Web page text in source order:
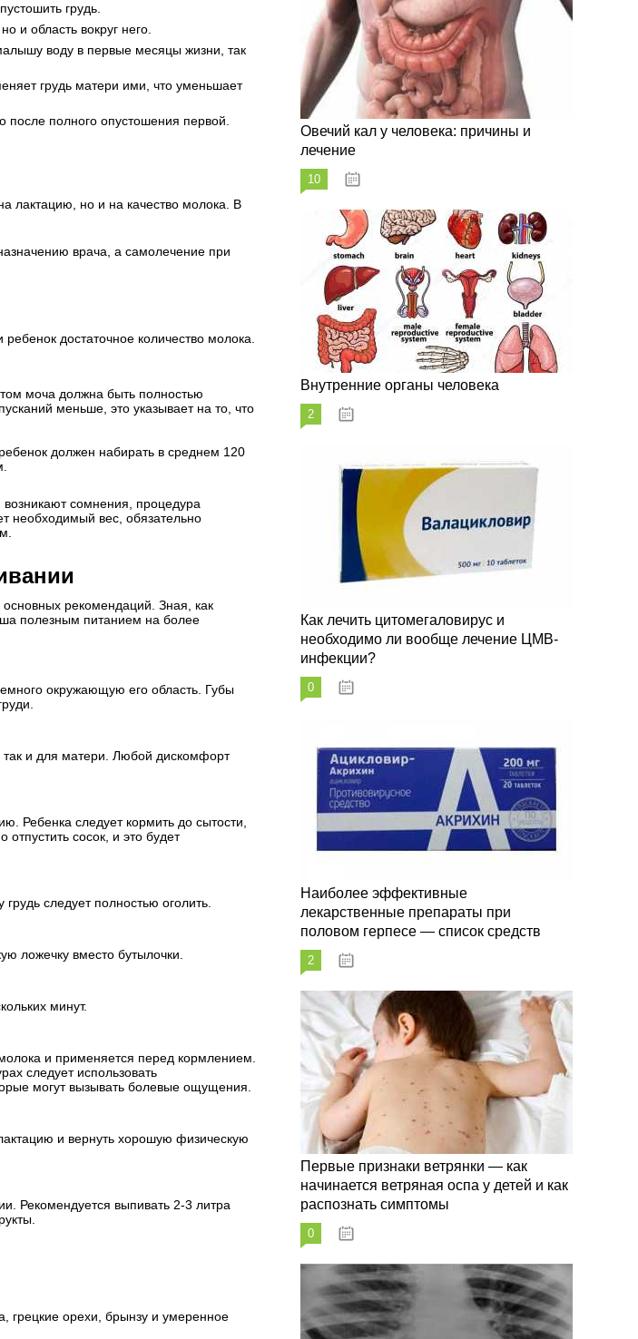
грудь.
и область вокруг него.
воду в первые месяцы жизни, так
грудь матери ими, что уменьшает
после полного опустошения первой.
лактацию, но и на качество молока. В
врача, а самолечение при
достаточное количество молока.
моча должна быть полностью
меньше, это указывает на то, что
должен набирать в среднем 120
сомнения, процедура
необходимый вес, обязательно
основных рекомендаций. Зная, как
полезным питанием на более
окружающую его область. Губы
и для матери. Любой дискомфорт
Ребенка следует кормить до сытости,
сосок, и это будет
следует полностью оголить.
ложечку вместо бутылочки.
минут.
и применяется перед кормлением.
следует использовать
могут вызывать болевые ощущения.
и вернуть хорошую физическую
Рекомендуется выпивать 2-3 литра
грецкие орехи, брынзу и умеренное
Овечий кал у человека: причины и
лечение
10
Внутренние органы человека
2
Как лечить цитомегаловирус и
необходимо ли вообще лечение ЦМВ-
инфекции?
0
Наиболее эффективные
лекарственные препараты при
половом герпесе — список средств
2
Первые признаки ветрянки — как
начинается ветряная оспа у детей и как
распознать симптомы
0